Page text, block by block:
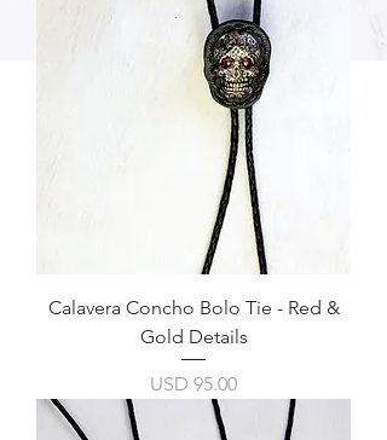
Calavera Concho Bolo Tie - Red &
Gold Details
Precio
USD 95.00